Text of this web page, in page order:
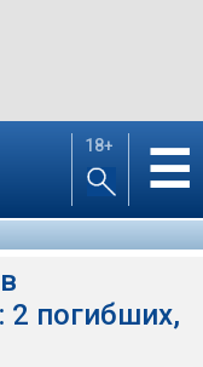
18+ ☰
2 погибших,